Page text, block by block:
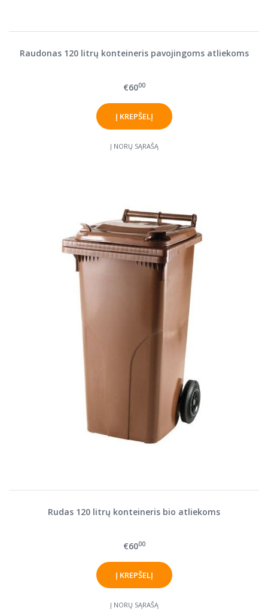
Raudonas 120 litrų konteineris pavojingoms atliekoms
€6000
Į NORŲ SĄRAŠĄ
Rudas 120 litrų konteineris bio atliekoms
€6000
Į NORŲ SĄRAŠĄ